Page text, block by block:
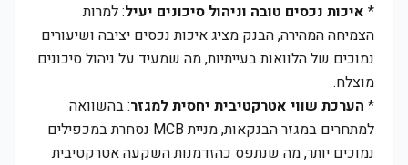
* איכות נכסים טובה וניהול סיכונים יעיל: למרות
הצמיחה המהירה, הבנק מציג איכות נכסים יציבה ושיעורים
נמוכים של הלוואות בעייתיות, מה שמעיד על ניהול סיכונים
מוצלח.
* הערכת שווי אטרקטיבית יחסית למגזר: בהשוואה
למתחרים במגזר הבנקאות, מניית MCB נסחרת במכפילים
נמוכים יותר, מה שנתפס כהזדמנות השקעה אטרקטיבית